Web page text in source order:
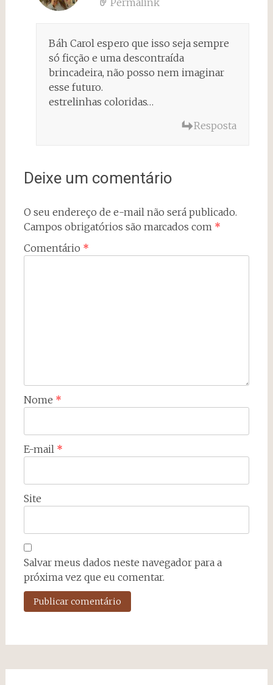
Báh Carol espero que isso seja sempre
só ficção e uma descontraída
brincadeira, não posso nem imaginar
esse futuro.
estrelinhas coloridas…
Resposta
Deixe um comentário
O seu endereço de e-mail não será publicado.
Campos obrigatórios são marcados com *
Comentário *
Nome *
E-mail *
Site
Salvar meus dados neste navegador para a
próxima vez que eu comentar.